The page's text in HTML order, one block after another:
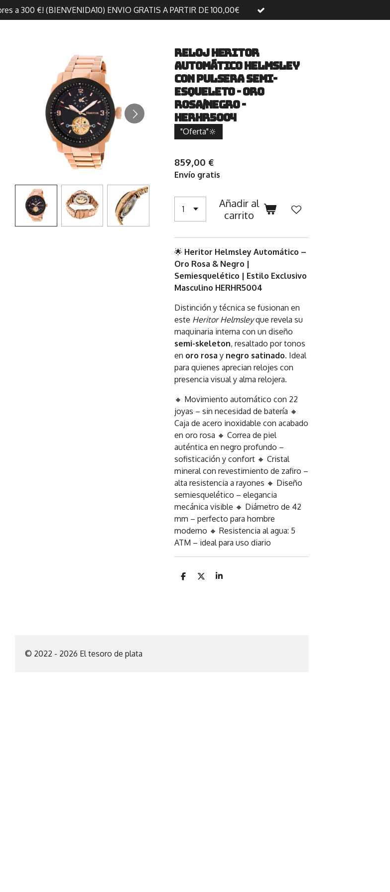
a 300 €! (BIENVENIDA10) ENVIO GRATIS A PARTIR DE 100,00€
Reloj Heritor
Automático Helmsley
con Pulsera Semi-
Esqueleto - Oro
Rosa/Negro -
HERHR5004
"Oferta"🔆
859,00 €
Envío gratis
Añadir al
carrito
🌟 Heritor Helmsley Automático –
Oro Rosa & Negro |
Semiesquelético | Estilo Exclusivo
Masculino HERHR5004
Distinción y técnica se fusionan en
este Heritor Helmsleyque revela su
maquinaria interna con un diseño
semi-skeleton, resaltado por tonos
en oro rosa y negro satinado. Ideal
para quienes aprecian relojes con
presencia visual y alma relojera.
🔸 Movimiento automático con 22
joyas – sin necesidad de batería 🔸
Caja de acero inoxidable con acabado
en oro rosa 🔸 Correa de piel
auténtica en negro profundo –
sofisticación y confort 🔸 Cristal
mineral con revestimiento de zafiro –
alta resistencia a rayones 🔸 Diseño
semiesquelético – elegancia
mecánica visible 🔸 Diámetro de 42
mm – perfecto para hombre
moderno 🔸 Resistencia al agua: 5
ATM – ideal para uso diario
C
C
C
© 2022 - 2026 El tesoro de plata